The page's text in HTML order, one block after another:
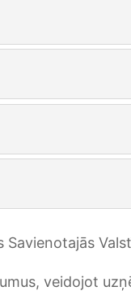
veidojot